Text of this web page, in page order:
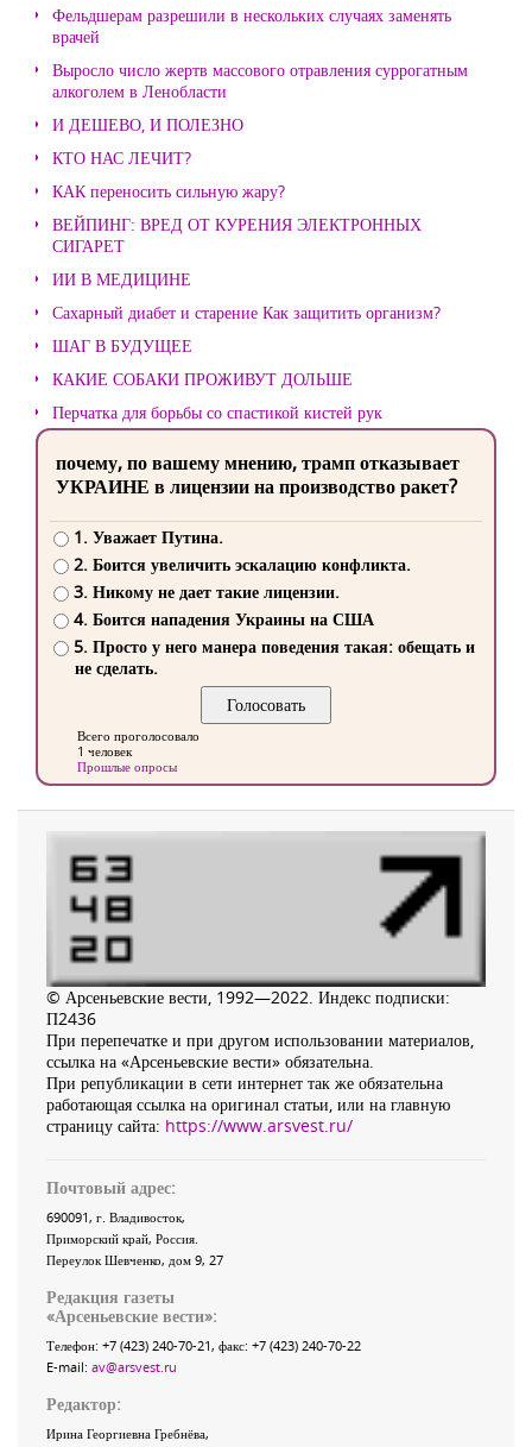
Фельдшерам разрешили в нескольких случаях заменять
врачей
Выросло число жертв массового отравления суррогатным
алкоголем в Ленобласти
И ДЕШЕВО, И ПОЛЕЗНО
КТО НАС ЛЕЧИТ?
КАК переносить сильную жару?
ВЕЙПИНГ: ВРЕД ОТ КУРЕНИЯ ЭЛЕКТРОННЫХ
СИГАРЕТ
ИИ В МЕДИЦИНЕ
Сахарный диабет и старение Как защитить организм?
ШАГ В БУДУЩЕЕ
КАКИЕ СОБАКИ ПРОЖИВУТ ДОЛЬШЕ
Перчатка для борьбы со спастикой кистей рук
почему, по вашему мнению, трамп отказывает
УКРАИНЕ в лицензии на производство ракет?
1. Уважает Путина.
2. Боится увеличить эскалацию конфликта.
3. Никому не дает такие лицензии.
4. Боится нападения Украины на США
5. Просто у него манера поведения такая: обещать и
не сделать.
Всего проголосовало
1 человек
Прошлые опросы
© Арсеньевские вести, 1992—2022. Индекс подписки:
П2436
При перепечатке и при другом использовании материалов,
ссылка на «Арсеньевские вести» обязательна.
При републикации в сети интернет так же обязательна
работающая ссылка на оригинал статьи, или на главную
страницу сайта: https://www.arsvest.ru/
Почтовый адрес:
690091, г. Владивосток,
Приморский край, Россия
Переулок Шевченко, дом 9, 27
Редакция газеты
«Арсеньевские вести»:
Телефон: +7 (423) 240-70-21, факс: +7 (423) 240-70-22
E-mail: av@arsvest.ru
Редактор:
Ирина Георгиевна Гребнёва,